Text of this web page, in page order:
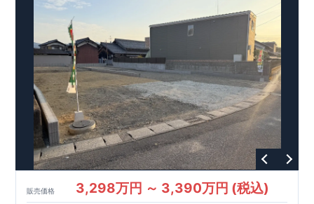
販売価格 3,298万円 ～ 3,390万円 (税込)